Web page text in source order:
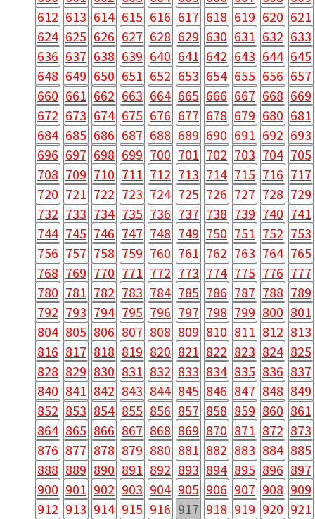
612 613 614 615 616 617 618 619 620 621
624 625 626 627 628 629 630 631 632 633
636 637 638 639 640 641 642 643 644 645
648 649 650 651 652 653 654 655 656 657
660 661 662 663 664 665 666 667 668 669
672 673 674 675 676 677 678 679 680 681
684 685 686 687 688 689 690 691 692 693
696 697 698 699 700 701 702 703 704 705
708 709 710 711 712 713 714 715 716 717
720 721 722 723 724 725 726 727 728 729
732 733 734 735 736 737 738 739 740 741
744 745 746 747 748 749 750 751 752 753
756 757 758 759 760 761 762 763 764 765
768 769 770 771 772 773 774 775 776 777
780 781 782 783 784 785 786 787 788 789
792 793 794 795 796 797 798 799 800 801
804 805 806 807 808 809 810 811 812 813
816 817 818 819 820 821 822 823 824 825
828 829 830 831 832 833 834 835 836 837
840 841 842 843 844 845 846 847 848 849
852 853 854 855 856 857 858 859 860 861
864 865 866 867 868 869 870 871 872 873
876 877 878 879 880 881 882 883 884 885
888 889 890 891 892 893 894 895 896 897
900 901 902 903 904 905 906 907 908 909
912 913 914 915 916 917 918 919 920 921